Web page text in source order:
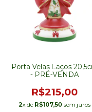
Porta Velas Laços
- PRÉ-VENDA
R$215,00
2x de R$107,50 sem juros